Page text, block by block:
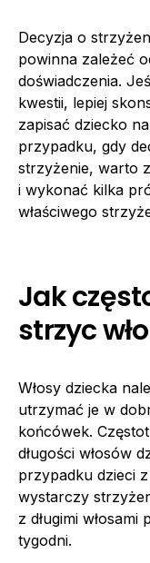
Decyzja o
powinna zależeć
doświadczenia.
kwestii, lepiej
zapisać dziecko
przypadku, gdy
strzyżenie, warto
i wykonać kilka
właściwego
Jak
strzyc
Włosy dziecka
utrzymać je w
końcówek.
długości włosów
przypadku dzieci
wystarczy
z długimi
tygodni.